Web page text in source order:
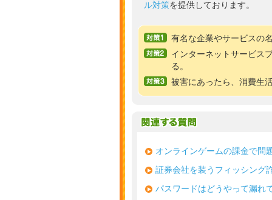
ル対策を提供しております。
有名な企業やサービスの
インターネットサービス
る。
被害にあったら、消費生
オンラインゲームの課金で問
証券会社を装うフィッシング
パスワードはどうやって漏れ